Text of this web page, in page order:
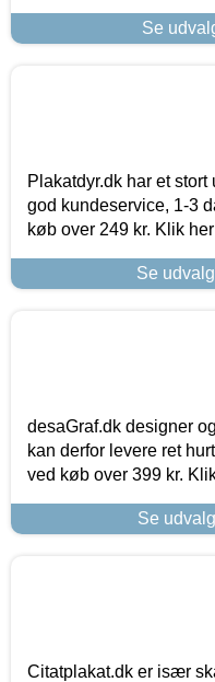
Se
Plakatdyr.dk har et
god kundeservice, 1-3
køb over 249 kr. Klik
Se
desaGraf.dk designer
kan derfor levere ret
ved køb over 399 kr.
Se
Citatplakat.dk er især